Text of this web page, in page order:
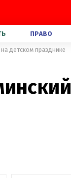
ПРАВО
детском празднике